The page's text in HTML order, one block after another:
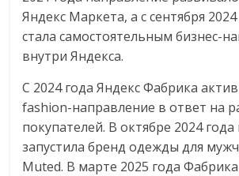
Яндекс Маркета, а с сентября
стала самостоятельным бизнес-
внутри Яндекса.
С 2024 года Яндекс Фабрика
fashion-направление в ответ на
покупателей. В октябре 2024
запустила бренд одежды для
Muted. В марте 2025 года